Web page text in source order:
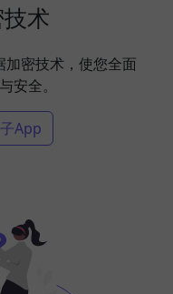
术
密技术，使您全面
安全。
App